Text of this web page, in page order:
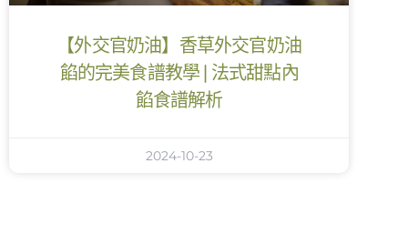
【外交官奶油】香草外交官奶油
餡的完美食譜教學 | 法式甜點內
餡食譜解析
2024-10-23